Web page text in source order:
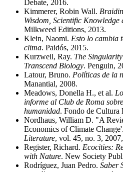
Debate, 2016.
Kimmerer, Robin Wall.
Wisdom, Scientific Knowledge
Milkweed Editions, 2013.
Klein, Naomi. Esto lo cambia
clima. Paidós, 2015.
Kurzweil, Ray. The
Transcend Biology. Penguin,
Latour, Bruno. Políticas de la
Manantial, 2008.
Meadows, Donella H., et al.
informe al Club de Roma
humanidad. Fondo de Cultura
Nordhaus, William D. "A
Economics of Climate
Literature, vol. 45, no. 3,
Register, Richard. Ecocities:
with Nature. New Society
Rodríguez, Juan Pedro. Saber